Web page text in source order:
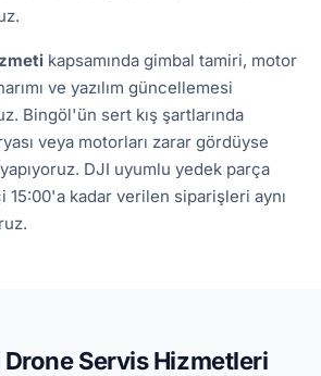
kapsamında gimbal tamiri, motor
ve yazılım güncellemesi
Bingöl'ün sert kış şartlarında
veya motorları zarar gördüyse
DJI uyumlu yedek parça
15:00'a kadar verilen siparişleri aynı
Servis Hizmetleri